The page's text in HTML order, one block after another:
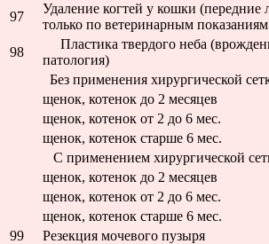
97
Удаление когтей у кошки (передние
только по ветеринарным
98
Пластика твердого неба
патология)
Без применения хирургической
щенок, котенок до 2 месяцев
щенок, котенок от 2 до 6 мес.
щенок, котенок старше 6 мес.
С применением хирургической
щенок, котенок до 2 месяцев
щенок, котенок от 2 до 6 мес.
щенок, котенок старше 6 мес.
99
Резекция мочевого пузыря